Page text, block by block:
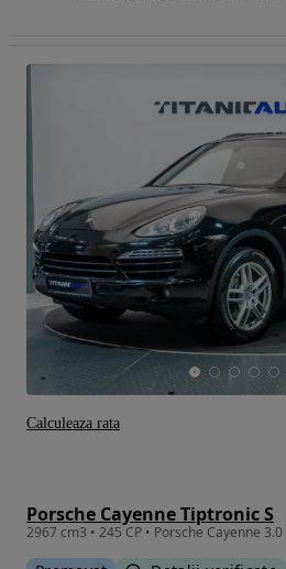
Porsche Cayenne Tiptronic S
Calculeaza rata